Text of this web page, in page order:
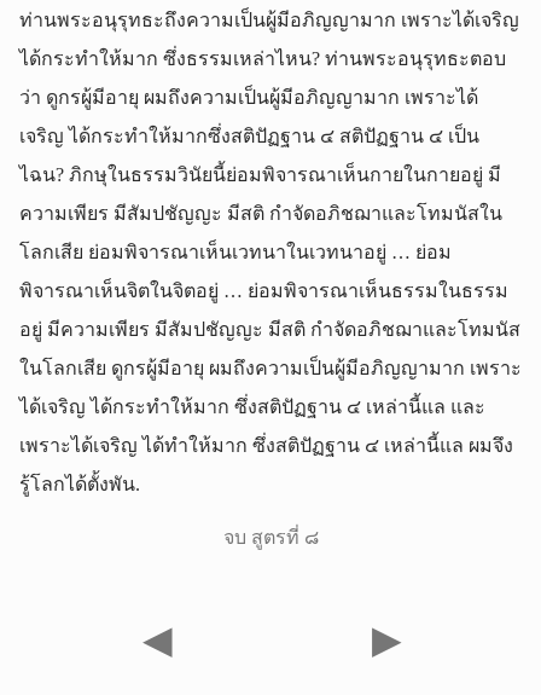
ท่านพระอนุรุทธะถึงความเป็นผู้มีอภิญญามาก เพราะได้เจริญ
ได้กระทำให้มาก ซึ่งธรรมเหล่าไหน? ท่านพระอนุรุทธะตอบ
ว่า ดูกรผู้มีอายุ ผมถึงความเป็นผู้มีอภิญญามาก เพราะได้
เจริญ ได้กระทำให้มากซึ่งสติปัฏฐาน ๔ สติปัฏฐาน ๔ เป็น
ไฉน? ภิกษุในธรรมวินัยนี้ย่อมพิจารณาเห็นกายในกายอยู่ มี
ความเพียร มีสัมปชัญญะ มีสติ กำจัดอภิชฌาและโทมนัสใน
โลกเสีย ย่อมพิจารณาเห็นเวทนาในเวทนาอยู่ … ย่อม
พิจารณาเห็นจิตในจิตอยู่ … ย่อมพิจารณาเห็นธรรมในธรรม
อยู่ มีความเพียร มีสัมปชัญญะ มีสติ กำจัดอภิชฌาและโทมนัส
ในโลกเสีย ดูกรผู้มีอายุ ผมถึงความเป็นผู้มีอภิญญามาก เพราะ
ได้เจริญ ได้กระทำให้มาก ซึ่งสติปัฏฐาน ๔ เหล่านี้แล และ
เพราะได้เจริญ ได้ทำให้มาก ซึ่งสติปัฏฐาน ๔ เหล่านี้แล ผมจึง
รู้โลกได้ตั้งพัน.
จบ สูตรที่ ๘
◀ ▶